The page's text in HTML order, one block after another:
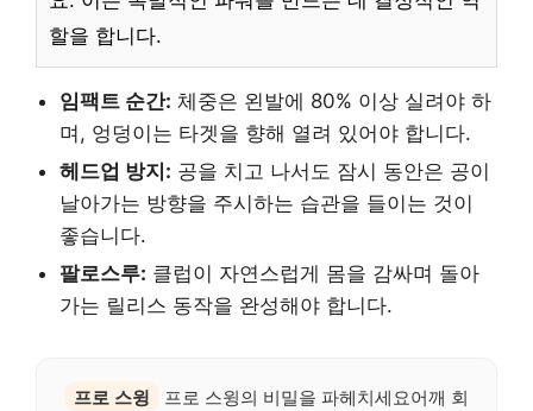
할을 합니다.
임팩트 순간: 체중은 왼발에 80% 이상 실려야 하
며, 엉덩이는 타겟을 향해 열려 있어야 합니다.
헤드업 방지: 공을 치고 나서도 잠시 동안은 공이
날아가는 방향을 주시하는 습관을 들이는 것이
좋습니다.
팔로스루: 클럽이 자연스럽게 몸을 감싸며 돌아
가는 릴리스 동작을 완성해야 합니다.
프로 스윙
프로 스윙의 비밀을 파헤치세요어깨 회